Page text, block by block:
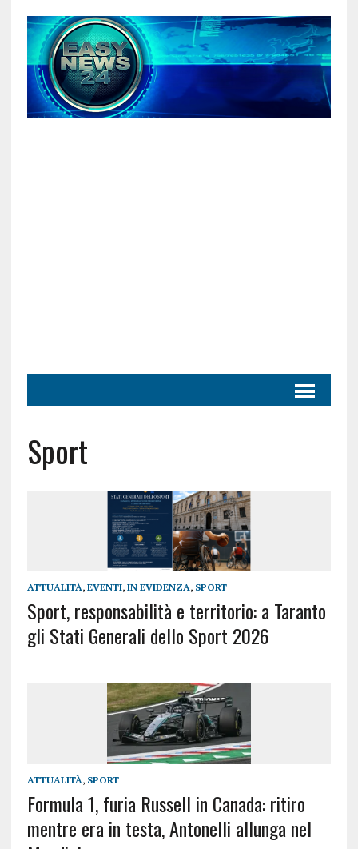
Sport
ATTUALITÀ, EVENTI, IN EVIDENZA, SPORT
Sport, responsabilità e territorio: a Taranto
gli Stati Generali dello Sport 2026
ATTUALITÀ, SPORT
Formula 1, furia Russell in Canada: ritiro
mentre era in testa, Antonelli allunga nel